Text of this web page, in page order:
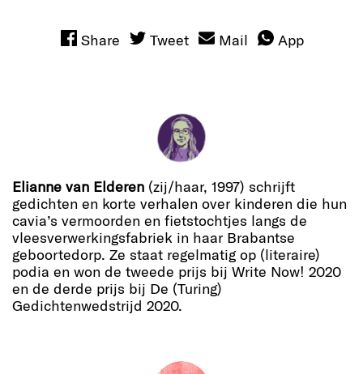
Share Tweet Mail App
Elianne van Elderen (zij/haar, 1997) schrijft
gedichten en korte verhalen over kinderen die hun
cavia’s vermoorden en fietstochtjes langs de
vleesverwerkingsfabriek in haar Brabantse
geboortedorp. Ze staat regelmatig op (literaire)
podia en won de tweede prijs bij Write Now! 2020
en de derde prijs bij De (Turing)
Gedichtenwedstrijd 2020.